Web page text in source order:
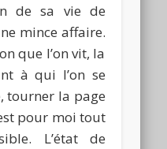
de sa vie de
mince affaire.
que l’on vit, la
à qui l’on se
tourner la page
pour moi tout
L’état de